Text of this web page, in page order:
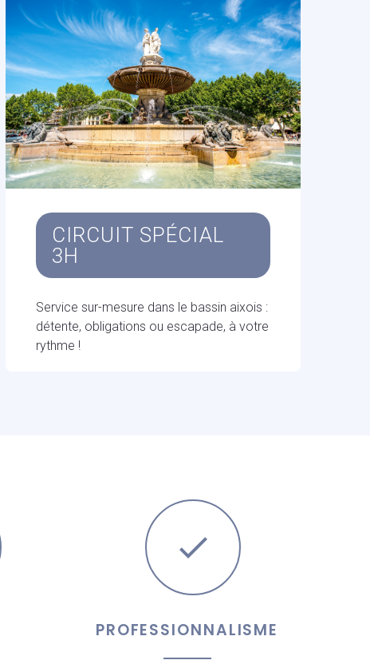
CIRCUIT SPÉCIAL
3H
Service sur-mesure dans le bassin aixois :
détente, obligations ou escapade, à votre
rythme !
PROFESSIONNALISME